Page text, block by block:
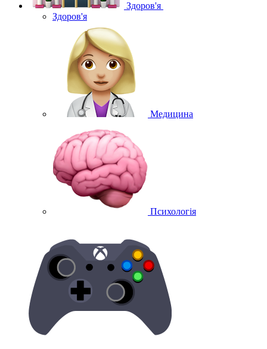
Здоров'я
Здоров'я
Медицина
Психологія